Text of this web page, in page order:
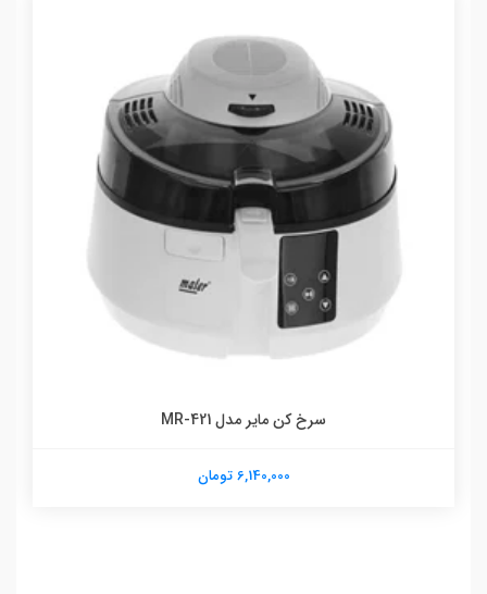
سرخ کن مایر مدل MR-421
6,140,000 تومان